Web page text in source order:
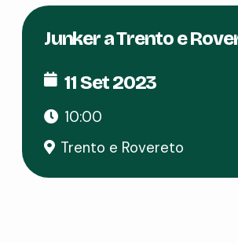
Junker a Trento e
11 Set 2023
10:00
Trento e Rovereto